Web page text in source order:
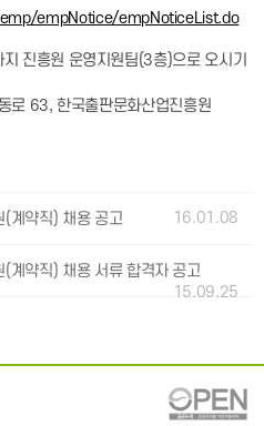
empNotice/empNoticeList.do
진흥원 운영지원팀(3층)으로 오시기
로 63, 한국출판문화산업진흥원
계약직) 채용 공고 16.01.08
계약직) 채용 서류 합격자 공고
15.09.25